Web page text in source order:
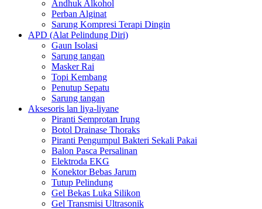
Andhuk Alkohol
Perban Alginat
Sarung Kompresi Terapi Dingin
APD (Alat Pelindung Diri)
Gaun Isolasi
Sarung tangan
Masker Rai
Topi Kembang
Penutup Sepatu
Sarung tangan
Aksesoris lan liya-liyane
Piranti Semprotan Irung
Botol Drainase Thoraks
Piranti Pengumpul Bakteri Sekali Pakai
Balon Pasca Persalinan
Elektroda EKG
Konektor Bebas Jarum
Tutup Pelindung
Gel Bekas Luka Silikon
Gel Transmisi Ultrasonik